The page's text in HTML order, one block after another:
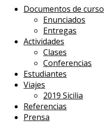
Documentos de curso
Enunciados
Entregas
Actividades
Clases
Conferencias
Estudiantes
Viajes
2019 Sicilia
Referencias
Prensa